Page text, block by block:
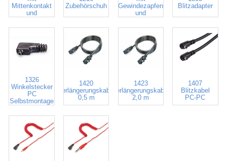
Mittenkontakt
und
Blitzkabel
Zubehörschuh
Gewindezapfen
und
Kontermutter
Blitzadapter
1326
Winkelstecker
PC
Selbstmontage
1420
Verlängerungskabel
0,5 m
1423
Verlängerungskabel
2,0 m
1407
Blitzkabel
PC-PC